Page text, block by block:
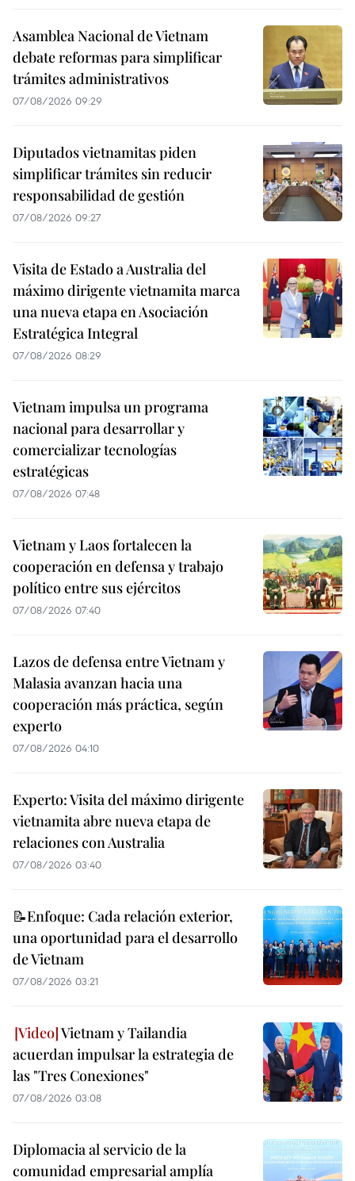
Asamblea Nacional de Vietnam
debate reformas para simplificar
trámites administrativos
07/08/2026 09:29
Diputados vietnamitas piden
simplificar trámites sin reducir
responsabilidad de gestión
07/08/2026 09:27
Visita de Estado a Australia del
máximo dirigente vietnamita marca
una nueva etapa en Asociación
Estratégica Integral
07/08/2026 08:29
Vietnam impulsa un programa
nacional para desarrollar y
comercializar tecnologías
estratégicas
07/08/2026 07:48
Vietnam y Laos fortalecen la
cooperación en defensa y trabajo
político entre sus ejércitos
07/08/2026 07:40
Lazos de defensa entre Vietnam y
Malasia avanzan hacia una
cooperación más práctica, según
experto
07/08/2026 04:10
Experto: Visita del máximo dirigente
vietnamita abre nueva etapa de
relaciones con Australia
07/08/2026 03:40
📝Enfoque: Cada relación exterior,
una oportunidad para el desarrollo
de Vietnam
07/08/2026 03:21
Vietnam y Tailandia
acuerdan impulsar la estrategia de
las "Tres Conexiones"
07/08/2026 03:08
Diplomacia al servicio de la
comunidad empresarial amplía